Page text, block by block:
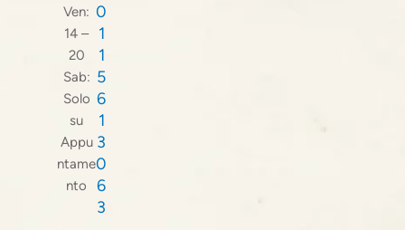
Ven:
14 –
20
Sab:
Solo
su
Appu
ntame
nto
0
1
1
5
6
1
3
0
6
3